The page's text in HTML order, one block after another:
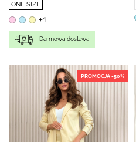
ONE SIZE
+1
Darmowa dostawa
PROMOCJA -50%